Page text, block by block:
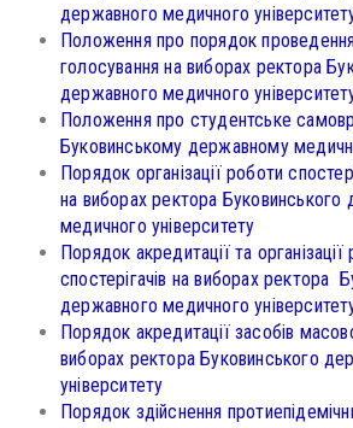
державного медичного
Положення про порядок
голосування на виборах ректора
державного медичного
Положення про студентське
Буковинському державному
Порядок організації роботи
на виборах ректора Буковинського
медичного університету
Порядок акредитації та
спостерігачів на виборах ректора
державного медичного
Порядок акредитації засобів
виборах ректора Буковинського
університету
Порядок здійснення